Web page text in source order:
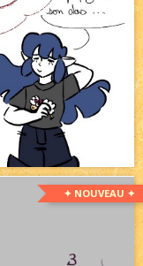
✦ NOUVEAU ✦